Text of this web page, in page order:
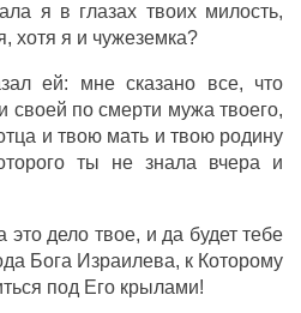
я в глазах твоих милость,
хотя я и чужеземка?
ей: мнесказано все, что
своей по смерти мужа твоего,
и твою мать и твою родину
ты незнала вчера и
это дело твое, и да будет тебе
Бога Израилева, к Которому
под Его крылами!